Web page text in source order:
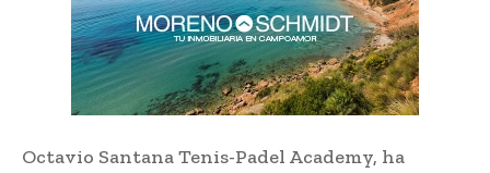
Octavio Santana Tenis-Padel Academy, ha